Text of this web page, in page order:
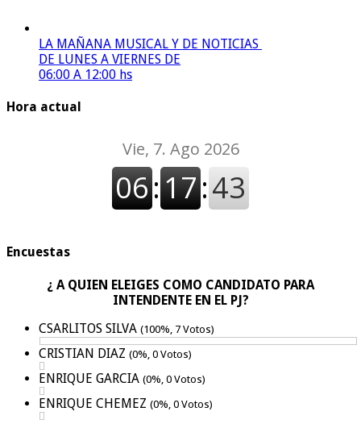
LA MAÑANA MUSICAL Y DE NOTICIAS
DE LUNES A VIERNES DE
06:00 A 12:00 hs
Hora actual
Encuestas
¿ A QUIEN ELEIGES COMO CANDIDATO PARA
INTENDENTE EN EL PJ?
CSARLITOS SILVA (100%, 7 Votos)
CRISTIAN DIAZ (0%, 0 Votos)
ENRIQUE GARCIA (0%, 0 Votos)
ENRIQUE CHEMEZ (0%, 0 Votos)